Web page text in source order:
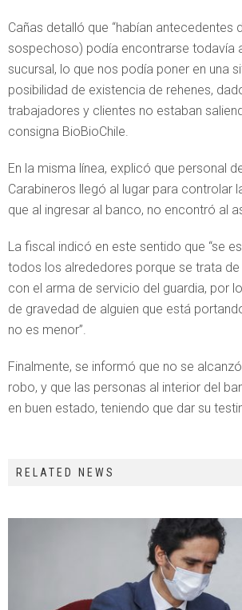
Cañas detalló que “habían antecedentes
sospechoso) podía encontrarse todavía
sucursal, lo que nos podía poner en una
posibilidad de existencia de rehenes,
trabajadores y clientes no estaban
consigna BioBioChile.
En la misma línea, explicó que personal
Carabineros llegó al lugar para controlar
que al ingresar al banco, no encontró al
La fiscal indicó en este sentido que “se
todos los alrededores porque se trata de
con el arma de servicio del guardia, por
de gravedad de alguien que está
no es menor”.
Finalmente, se informó que no se
robo, y que las personas al interior del
en buen estado, teniendo que dar su
RELATED NEWS